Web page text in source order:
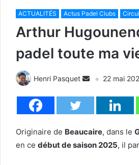
ACTUALITÉS Actus Padel Clubs
Arthur
padel toute ma
Henri Pasquet 22 mai
Originaire de Beaucaire, dans le
en ce début de saison 2025, il